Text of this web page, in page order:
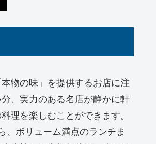
物の味」を提供するお店に注
、実力のある名店が静かに軒
理を楽しむことができます。
、ボリューム満点のランチま